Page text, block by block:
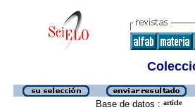
Base de datos : article